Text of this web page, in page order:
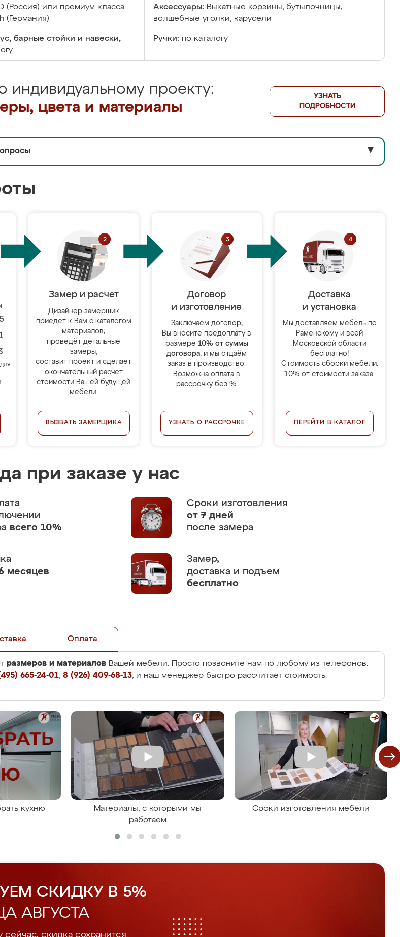
(Россия) или премиум класса
(Германия)
Аксессуары: Выкатные корзины, бутылочницы,
волшебные уголки, карусели
барные стойки и навески,
Ручки: по каталогу
индивидуальному проекту:
цвета и материалы
УЗНАТЬ
ПОДРОБНОСТИ
▼
Замер и расчет
Дизайнер-замерщик
приедет к Вам с каталогом
материалов,
проведёт детальные
замеры,
составит проект и сделает
окончательный расчёт
стоимости Вашей будущей
мебели.
ВЫЗВАТЬ ЗАМЕРЩИКА
Договор
и изготовление
Заключаем договор,
Вы вносите предоплату в
размере 10% от суммы
договора, и мы отдаём
заказ в производство.
Возможна оплата в
рассрочку без %.
УЗНАТЬ О РАССРОЧКЕ
Доставка
и установка
Мы доставляем мебель по
Раменскому и всей
Московской области
бесплатно!
Стоимость сборки мебели:
10% от стоимости заказа.
ПЕРЕЙТИ В КАТАЛОГ
при заказе у нас
всего 10%
Сроки изготовления
от 7 дней
после замера
месяцев
Замер,
доставка и подъем
бесплатно
Оплата
размеров и материалов Вашей мебели. Просто позвоните нам по любому из телефонов:
665-24-01, 8 (926) 409-68-13, и наш менеджер быстро рассчитает стоимость.
кухню
Материалы, с которыми мы
работаем
Сроки изготовления мебели
СКИДКУ В 5%
АВГУСТА
сейчас, скидка сохранится.